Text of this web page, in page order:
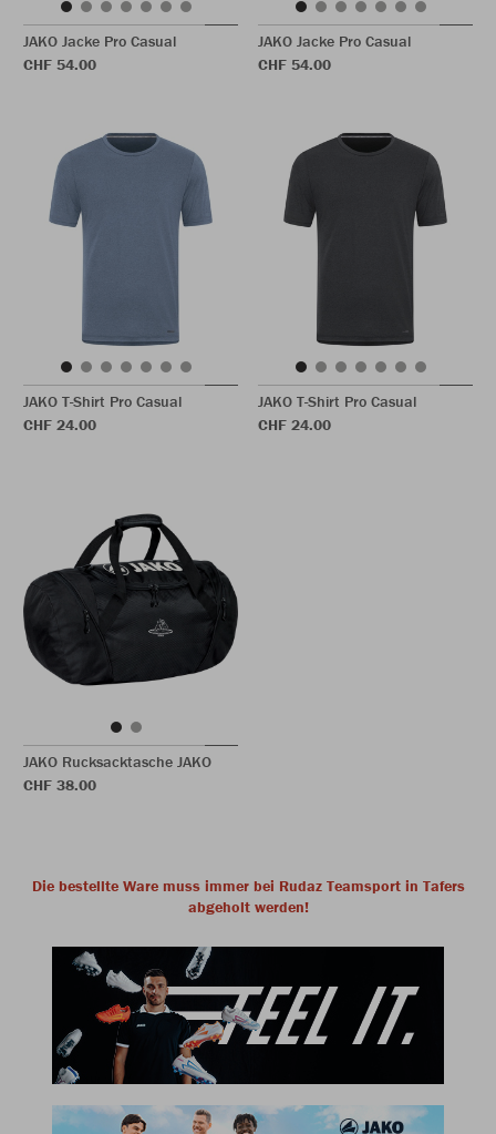
JAKO Jacke Pro Casual
CHF 54.00
JAKO Jacke Pro Casual
CHF 54.00
JAKO T-Shirt Pro Casual
CHF 24.00
JAKO T-Shirt Pro Casual
CHF 24.00
JAKO Rucksacktasche JAKO
CHF 38.00
Die bestellte Ware muss immer bei Rudaz Teamsport in Tafers
abgeholt werden!